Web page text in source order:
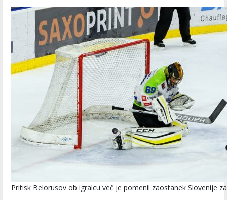
Pritisk Belorusov ob igralcu več je pomenil zaostanek Slovenije